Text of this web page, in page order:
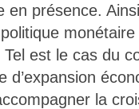
en présence.
est le cas du
d’expansion
la